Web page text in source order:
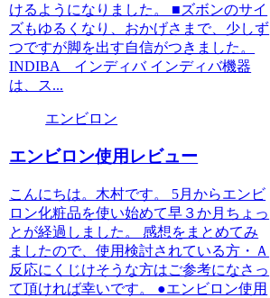
けるようになりました。 ■ズボンのサイ
ズもゆるくなり、おかげさまで、少しず
つですが脚を出す自信がつきました。
INDIBA インディバ インディバ機器
は、ス...
エンビロン
エンビロン使用レビュー
こんにちは。木村です。 5月からエンビ
ロン化粧品を使い始めて早３か月ちょっ
とが経過しました。 感想をまとめてみ
ましたので、使用検討されている方・Ａ
反応にくじけそうな方はご参考になさっ
て頂ければ幸いです。 ●エンビロン使用